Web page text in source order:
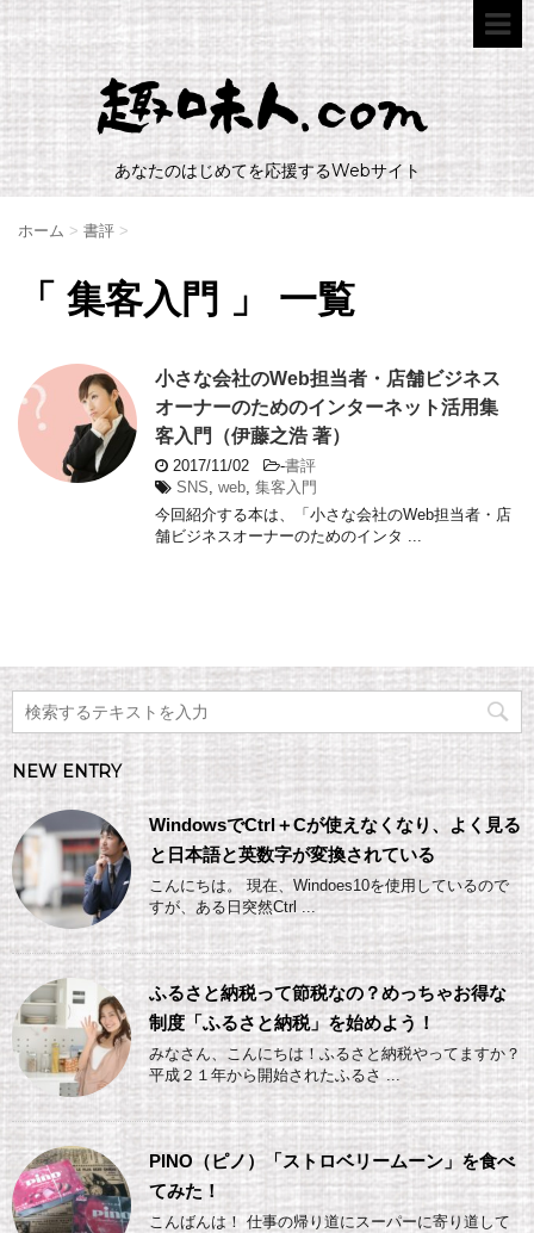
あなたのはじめてを応援するWebサイト
ホーム > 書評 >
「 集客入門 」 一覧
小さな会社のWeb担当者・店舗ビジネス
オーナーのためのインターネット活用集
客入門（伊藤之浩 著）
2017/11/02 -書評
SNS, web, 集客入門
今回紹介する本は、「小さな会社のWeb担当者・店
舗ビジネスオーナーのためのインタ ...
NEW ENTRY
WindowsでCtrl＋Cが使えなくなり、よく見る
と日本語と英数字が変換されている
こんにちは。 現在、Windoes10を使用しているので
すが、ある日突然Ctrl ...
ふるさと納税って節税なの？めっちゃお得な
制度「ふるさと納税」を始めよう！
みなさん、こんにちは！ふるさと納税やってますか？
平成２１年から開始されたふるさ ...
PINO（ピノ）「ストロベリームーン」を食べ
てみた！
こんばんは！ 仕事の帰り道にスーパーに寄り道して